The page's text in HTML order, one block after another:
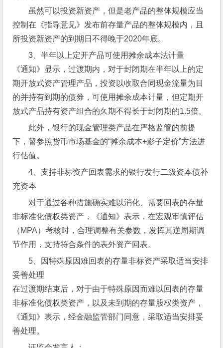
虽然可以投资新资产，但是老产品的整体规模应当
控制在《指导意见》发布前存量产品的整体规模内，且
所投资新资产的到期日不得晚于2020年底。
3、半年以上定开产品可使用摊余成本法计量
《通知》显示，过渡期内，对于封闭期在半年以上的定
期开放式资产管理产品，投资以收取合同现金流量为目
的并持有到期的债券，可使用摊余成本计量，但定期开
放式产品持有资产组合的久期不得长于封闭期的1.5倍。
此外，银行的现金管理类产品在严格监管的前提
下，暂参照货币市场基金的“摊余成本+影子定价”方法进
行估值。
4、支持非标资产回表需求的银行发行二级资本债补
充资本
对于通过各种措施确实难以消化、需要回表的存量
非标准化债权类资产，《通知》表示，在宏观审慎评估
（MPA）考核时，合理调整有关参数，发挥其逆周期调
节作用，支持符合条件的表外资产回表。
5、因特殊原因难回表的存量非标资产采取适当安排
妥善处理
在过渡期结束后，对于由于特殊原因而难以回表的存量
非标准化债权类资产，以及未到期的存量股权类资产，
《通知》表示，经金融监管部门同意，采取适当安排妥
善处理。